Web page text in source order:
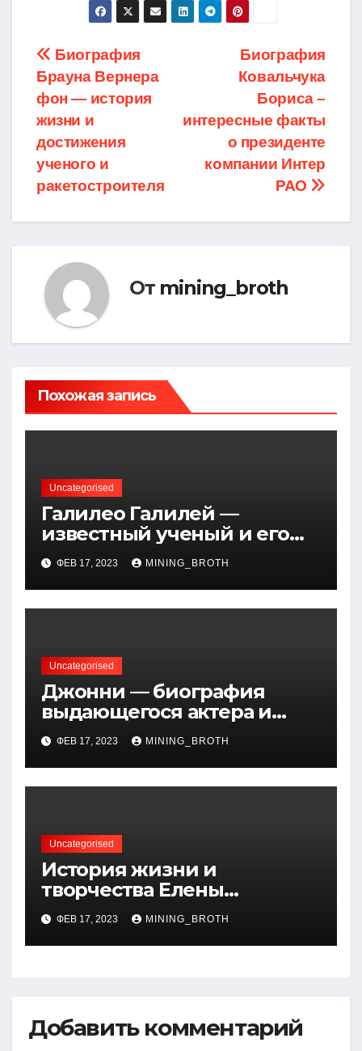
Навигация
по
записям
Биография
Ковальчука
Бориса –
интересные факты
о президенте
компании Интер
РАО
Биография
Брауна Вернера
фон — история
жизни и
достижения
ученого и
ракетостроителя
От mining_broth
Похожая запись
Uncategorised
Галилео Галилей —
известный ученый и его
открытия — краткая
биография, достижения и
вклад в науку
ФЕВ 17, 2023 MINING_BROTH
Uncategorised
Джонни — биография
выдающегося актера и
талантливого певца, чья
артистичность захватывает
миллионы сердец
ФЕВ 17, 2023 MINING_BROTH
Uncategorised
История жизни и
творчества Елены
Дубровской — биография,
достижения, интересные
факты
ФЕВ 17, 2023 MINING_BROTH
Добавить комментарий